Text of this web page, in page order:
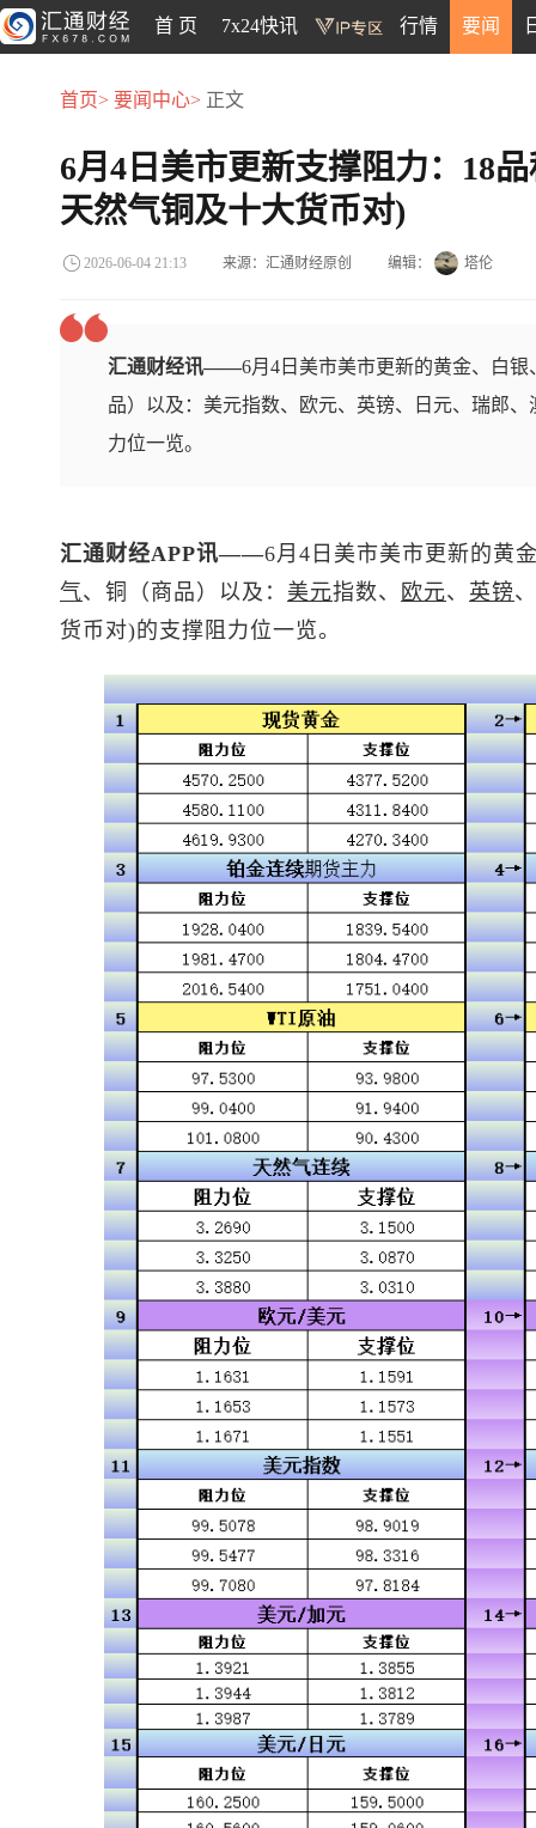
首 页 7x24快讯 行情 要闻
首页> 要闻中心> 正文
6月4日美市更新支撑阻力：18
天然气铜及十大货币对)
2026-06-04 21:13 来源：汇通财经原创 编辑： 塔伦
汇通财经讯——6月4日美市美市更新的黄金、白
品）以及：美元指数、欧元、英镑、日元、瑞郎
力位一览。
汇通财经APP讯——6月4日美市美市更新的黄
气、铜（商品）以及： 美元指数、 欧元、 英镑、
货币对)的支撑阻力位一览。